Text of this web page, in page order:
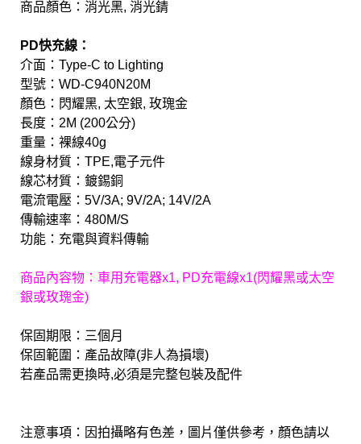
商品顏色：消光黑, 消光錆
PD快充線：
介面：Type-C to Lighting
型號：WD-C940N20M
顏色：閃耀黑, 太空銀, 玫瑰金
長度：2M (200公分)
重量：裸線40g
線身材質：TPE,電子元件
線芯材質：鍍錫銅
電流電壓：5V/3A; 9V/2A; 14V/2A
傳輸速率：480M/S
功能：充電與資料傳輸
商品內容物：車用充電器x1, PD充電線x1(閃耀黑或太空
銀或玫瑰金)
保固期限：三個月
保固範圍：產品故障(非人為損壞)
若產品需更換時,必須是完整包裝及配件
注意事項：因拍攝略有色差，圖片僅供參考，顏色請以